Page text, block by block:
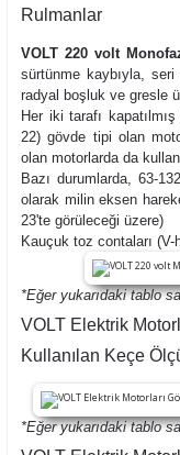
Rulmanlar
VOLT 220 volt
sürtünme kaybıyla,
radyal boşluk ve gresle
Her iki tarafı
22) gövde tipi olan
olan motorlarda da
Bazı durumlarda, 63-
olarak milin eksen
23'te görüleceği üzere)
Kauçuk toz contaları
*Eğer yukarıdaki tablo
VOLT Elektrik
Kullanılan Keçe
*Eğer yukarıdaki tablo